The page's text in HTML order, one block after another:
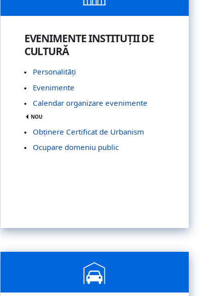
EVENIMENTE INSTITUȚII DE
CULTURĂ
Personalități
Evenimente
Calendar organizare evenimente
NOU
Obţinere Certificat de Urbanism
Ocupare domeniu public